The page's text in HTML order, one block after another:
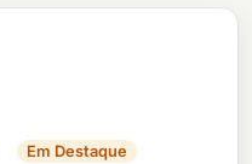
Em Destaque